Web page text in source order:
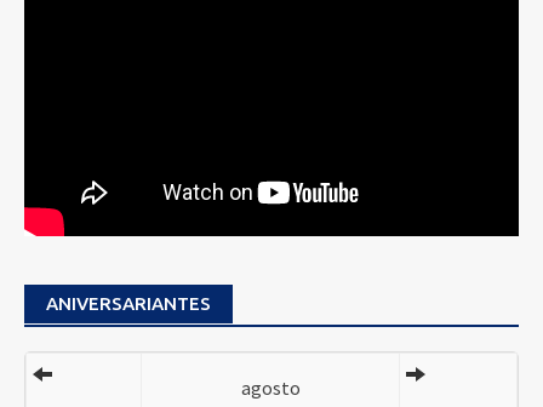
ANIVERSARIANTES
agosto